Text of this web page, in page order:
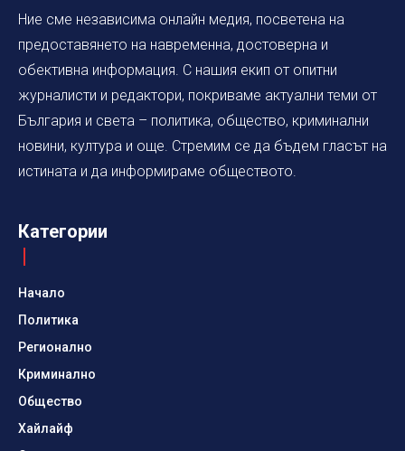
Ние сме независима онлайн медия, посветена на
предоставянето на навременна, достоверна и
обективна информация. С нашия екип от опитни
журналисти и редактори, покриваме актуални теми от
България и света – политика, общество, криминални
новини, култура и още. Стремим се да бъдем гласът на
истината и да информираме обществото.
Категории
Начало
Политика
Регионално
Криминално
Общество
Хайлайф